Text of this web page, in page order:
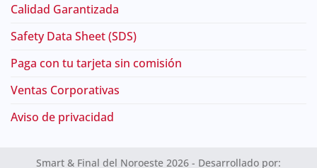
Calidad Garantizada
Safety Data Sheet (SDS)
Paga con tu tarjeta sin comisión
Ventas Corporativas
Aviso de privacidad
Smart & Final del Noroeste 2026 - Desarrollado por: